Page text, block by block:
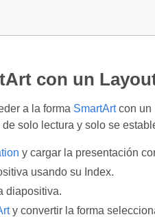
con un
a la forma SmartArtcon un
solo lectura y solo se
y cargar la presentación
usando su Index.
diapositiva.
y convertir la forma